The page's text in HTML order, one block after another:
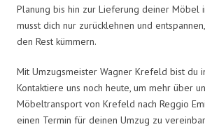
Planung bis hin zur Lieferung deiner Möbel
musst dich nur zurücklehnen und
den Rest kümmern.
Mit Umzugsmeister Wagner Krefeld bist du
Kontaktiere uns noch heute, um mehr über
Möbeltransport von Krefeld nach Reggio
einen Termin für deinen Umzug zu